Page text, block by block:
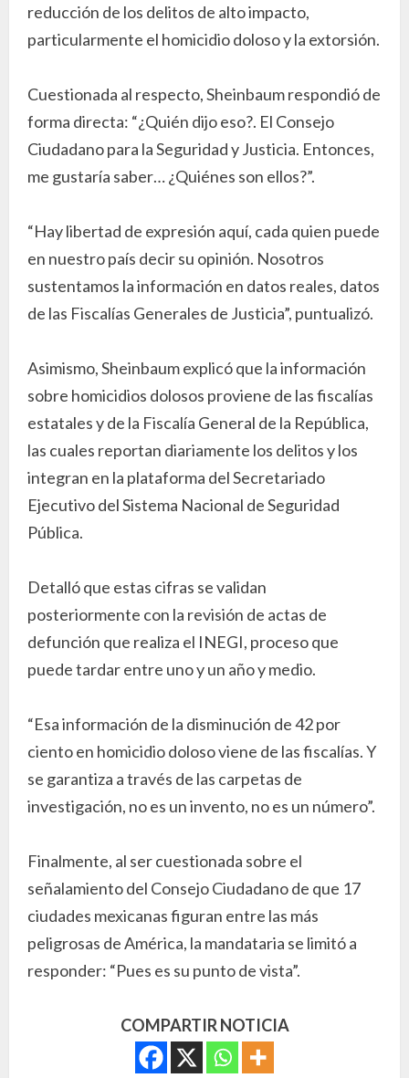
reducción de los delitos de alto impacto,
particularmente el homicidio doloso y la extorsión.
Cuestionada al respecto, Sheinbaum respondió de
forma directa: “¿Quién dijo eso?. El Consejo
Ciudadano para la Seguridad y Justicia. Entonces,
me gustaría saber… ¿Quiénes son ellos?”.
“Hay libertad de expresión aquí, cada quien puede
en nuestro país decir su opinión. Nosotros
sustentamos la información en datos reales, datos
de las Fiscalías Generales de Justicia”, puntualizó.
Asimismo, Sheinbaum explicó que la información
sobre homicidios dolosos proviene de las fiscalías
estatales y de la Fiscalía General de la República,
las cuales reportan diariamente los delitos y los
integran en la plataforma del Secretariado
Ejecutivo del Sistema Nacional de Seguridad
Pública.
Detalló que estas cifras se validan
posteriormente con la revisión de actas de
defunción que realiza el INEGI, proceso que
puede tardar entre uno y un año y medio.
“Esa información de la disminución de 42 por
ciento en homicidio doloso viene de las fiscalías. Y
se garantiza a través de las carpetas de
investigación, no es un invento, no es un número”.
Finalmente, al ser cuestionada sobre el
señalamiento del Consejo Ciudadano de que 17
ciudades mexicanas figuran entre las más
peligrosas de América, la mandataria se limitó a
responder: “Pues es su punto de vista”.
COMPARTIR NOTICIA